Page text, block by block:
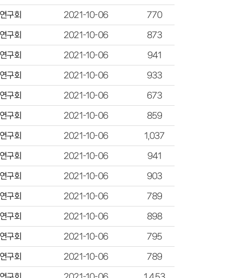
구회 2021-10-06 770
구회 2021-10-06 873
구회 2021-10-06 941
구회 2021-10-06 933
구회 2021-10-06 673
구회 2021-10-06 859
구회 2021-10-06 1,037
구회 2021-10-06 941
구회 2021-10-06 903
구회 2021-10-06 789
구회 2021-10-06 898
구회 2021-10-06 795
구회 2021-10-06 789